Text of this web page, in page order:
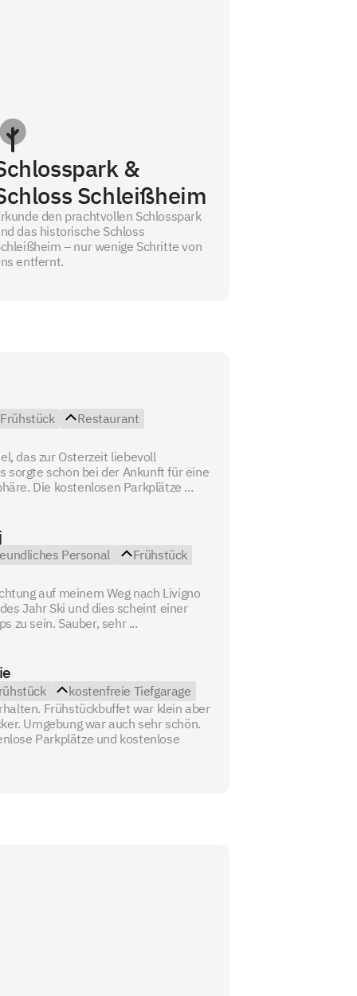
&
Schleißheim
den prachtvollen Schlosspark
das historische Schloss
– nur wenige Schritte von
entfernt.
Frühstück
Restaurant
das zur Osterzeit liebevoll
sorgte schon bei der Ankunft für eine
Die kostenlosen Parkplätze ...
Personal
Frühstück
auf meinem Weg nach Livigno
Jahr Ski und dies scheint einer
zu sein. Sauber, sehr ...
kostenfreie Tiefgarage
Frühstückbuffet war klein aber
Umgebung war auch sehr schön.
Parkplätze und kostenlose